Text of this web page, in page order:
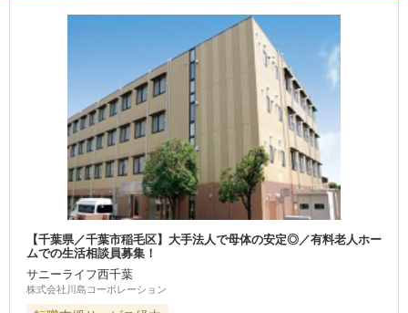
【千葉県／千葉市稲毛区】大手法人で母体の安定◎／有料老人ホー
ムでの生活相談員募集！
サニーライフ西千葉
株式会社川島コーポレーション